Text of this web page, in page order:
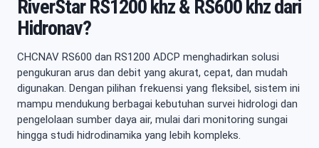
RiverStar RS1200 khz & RS600 khz dari
Hidronav?
CHCNAV RS600 dan RS1200 ADCP menghadirkan solusi
pengukuran arus dan debit yang akurat, cepat, dan mudah
digunakan. Dengan pilihan frekuensi yang fleksibel, sistem ini
mampu mendukung berbagai kebutuhan survei hidrologi dan
pengelolaan sumber daya air, mulai dari monitoring sungai
hingga studi hidrodinamika yang lebih kompleks.